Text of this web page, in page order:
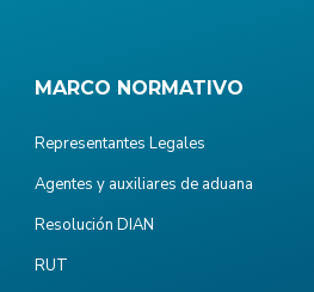
MARCO NORMATIVO
Representantes Legales
Agentes y auxiliares de aduana
Resolución DIAN
RUT